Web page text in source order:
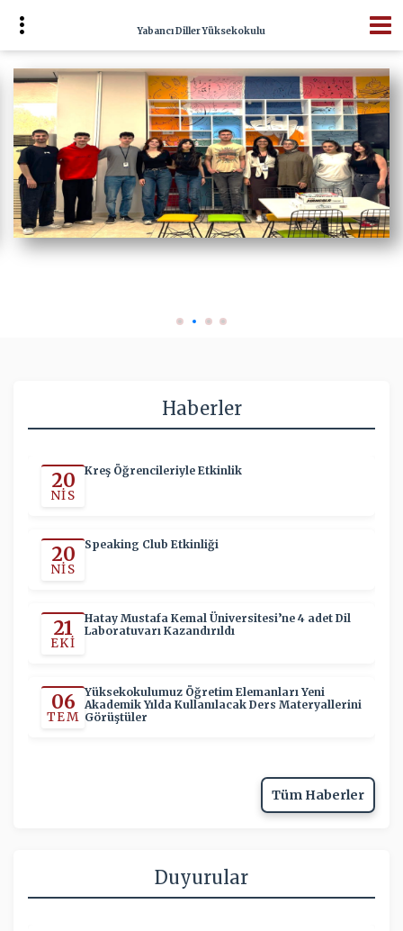
Yabancı Diller Yüksekokulu
Haberler
20
NIS
Kreş Öğrencileriyle Etkinlik
20
NIS
Speaking Club Etkinliği
21
EKI
Hatay Mustafa Kemal Üniversitesi’ne 4 adet Dil
Laboratuvarı Kazandırıldı
06
TEM
Yüksekokulumuz Öğretim Elemanları Yeni
Akademik Yılda Kullanılacak Ders Materyallerini
Görüştüler
Tüm Haberler
Duyurular